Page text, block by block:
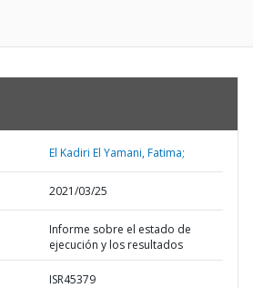
El Kadiri El Yamani, Fatima;
2021/03/25
Informe sobre el estado de
ejecución y los resultados
ISR45379